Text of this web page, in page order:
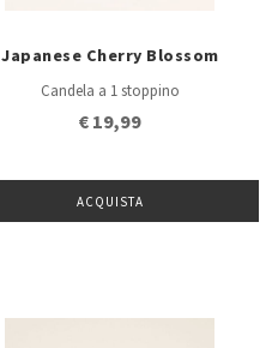
Japanese Cherry Blossom
Candela a 1 stoppino
€ 19,99
ACQUISTA